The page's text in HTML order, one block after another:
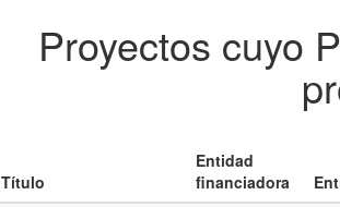
Proyectos cuyo
Título
Entidad
financiadora